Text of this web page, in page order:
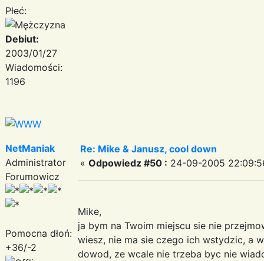
Płeć:
Debiut:
2003/01/27
Wiadomości:
1196
NetManiak
Administrator
Forumowicz
Pomocna dłoń:
+36/-2
Re: Mike & Janusz, cool down
« Odpowiedz #50 : 24-09-2005
Mike,
ja bym na Twoim miejscu sie nie
wiesz, nie ma sie czego ich wstydzic, a
dowod, ze wcale nie trzeba byc nie